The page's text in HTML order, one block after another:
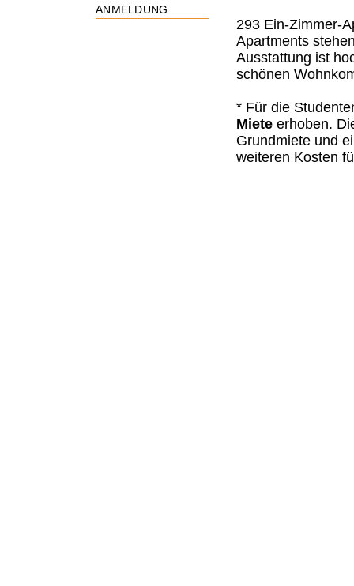
ANMELDUNG
293 Ein-Zimmer-
Apartments
Ausstattung ist
schönen
* Für die
Miete erhoben.
Grundmiete und
weiteren Kosten